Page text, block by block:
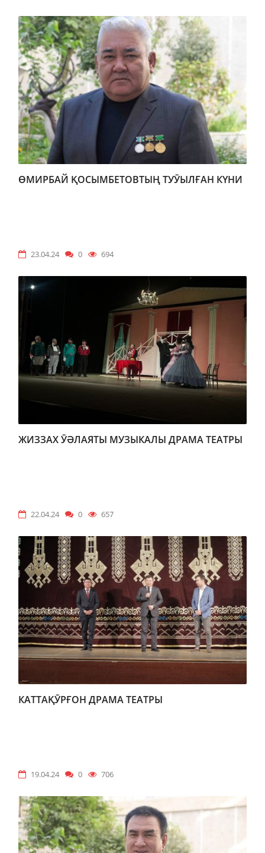
ӨМИРБАЙ ҚОСЫМБЕТОВТЫҢ ТУӮЫЛҒАН КҮНИ
23.04.24 0 694
ЖИЗЗАХ ӮӘЛАЯТЫ МУЗЫКАЛЫ ДРАМА ТЕАТРЫ
22.04.24 0 657
КАТТАҚӮРҒОН ДРАМА ТЕАТРЫ
19.04.24 0 706